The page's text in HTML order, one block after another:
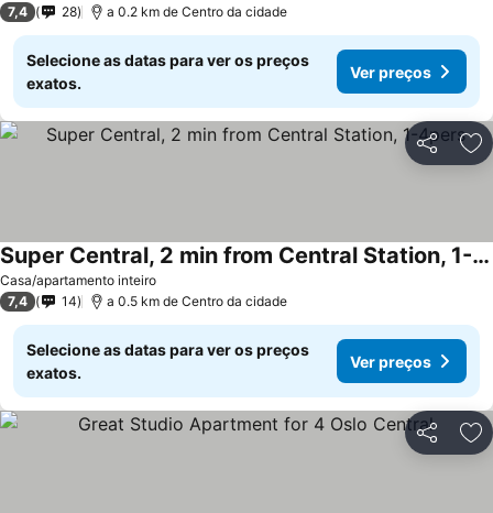
7,4 28 a 0.2 km de Centro da cidade
Selecione as datas para ver os preços
exatos.
Ver preços
Partilhar
Casa/apartamento inteiro
Super Central, 2 min from Central Station, 1-4pers
7,4 14 a 0.5 km de Centro da cidade
Selecione as datas para ver os preços
exatos.
Ver preços
Partilhar